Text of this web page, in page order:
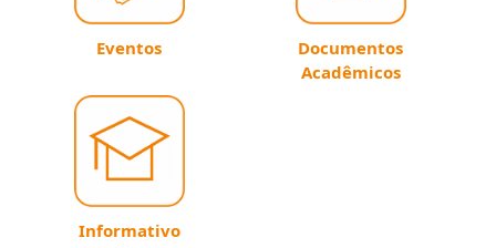
Eventos
Documentos
Acadêmicos
Informativo